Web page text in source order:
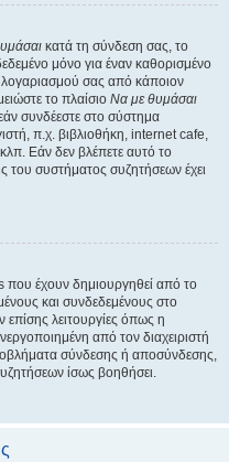
κατά τη σύνδεση σας, το
μόνο για έναν καθορισμένο
σας από κάποιον
το πλαίσιο Να με θυμάσαι
συνδέεστε στο σύστημα
π.χ. βιβλιοθήκη, internet cafe,
Εάν δεν βλέπετε αυτό το
του συστήματος συζητήσεων έχει
που έχουν δημιουργηθεί από το
και συνδεδεμένους στο
λειτουργίες όπως η
από τον διαχειριστή
σύνδεσης ή αποσύνδεσης,
ίσως βοηθήσει.